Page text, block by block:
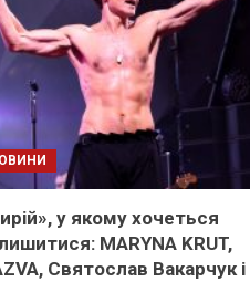
у якому хочеться
MARYNA KRUT,
Святослав Вакарчук і